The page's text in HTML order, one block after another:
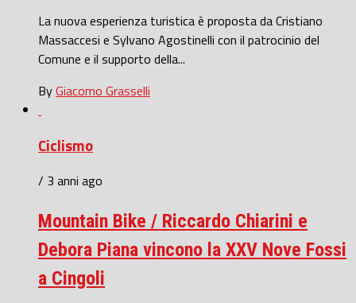
La nuova esperienza turistica è proposta da Cristiano
Massaccesi e Sylvano Agostinelli con il patrocinio del
Comune e il supporto della...
ByGiacomo Grasselli
Ciclismo
/ 3 anni ago
Mountain Bike / Riccardo Chiarini e
Debora Piana vincono la XXV Nove Fossi
a Cingoli